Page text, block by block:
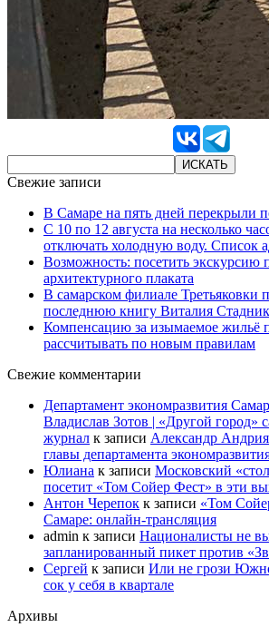
Свежие записи
В Самаре на пять дней перекрыли
С 10 по 12 августа на несколько
отключать холодную воду. Список
Возможность: посетить экскурсию
архитектурного плаката
В самарском филиале Третьяковки
последнюю книгу Виталия
Компенсацию за изымаемое жильё
рассчитывать по новым правилам
Свежие комментарии
Департамент экономразвития
Владислав Зотов | «Другой город»
журнал к записи Александр
главы департамента
Юлиана к записи Московский
посетит «Том Сойер Фест» в эти
Антон Черепок к записи «Том
Самаре: онлайн-трансляция
admin к записи Националисты не
запланированный пикет против
Сергей к записи Или не грози
сок у себя в квартале
Архивы